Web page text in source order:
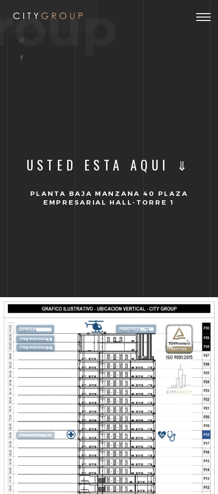
USTED ESTA AQUI ⇓
PLANTA BAJA MANZANA 40 PLAZA
EMPRESARIAL HALL-TORRE 1